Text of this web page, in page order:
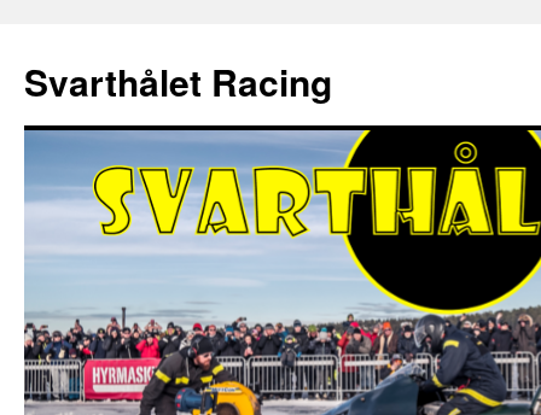
innehåll
Svarthålet Racing